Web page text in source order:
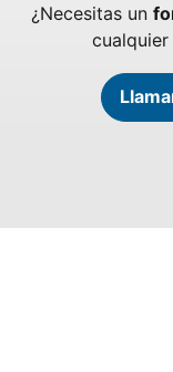
¿Necesitas un